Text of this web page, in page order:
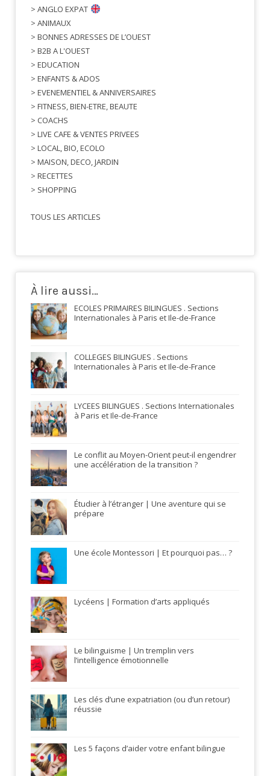
> ANGLO EXPAT
> ANIMAUX
> BONNES ADRESSES DE L’OUEST
> B2B A L'OUEST
> EDUCATION
> ENFANTS & ADOS
> EVENEMENTIEL & ANNIVERSAIRES
> FITNESS, BIEN-ETRE, BEAUTE
> COACHS
> LIVE CAFE & VENTES PRIVEES
> LOCAL, BIO, ECOLO
> MAISON, DECO, JARDIN
> RECETTES
> SHOPPING
TOUS LES ARTICLES
À lire aussi…
ECOLES PRIMAIRES BILINGUES . Sections
Internationales à Paris et Ile-de-France
COLLEGES BILINGUES . Sections
Internationales à Paris et Ile-de-France
LYCEES BILINGUES . Sections Internationales
à Paris et Ile-de-France
Le conflit au Moyen-Orient peut-il engendrer
une accélération de la transition ?
Étudier à l’étranger | Une aventure qui se
prépare
Une école Montessori | Et pourquoi pas… ?
Lycéens | Formation d’arts appliqués
Le bilinguisme | Un tremplin vers
l’intelligence émotionnelle
Les clés d’une expatriation (ou d’un retour)
réussie
Les 5 façons d’aider votre enfant bilingue